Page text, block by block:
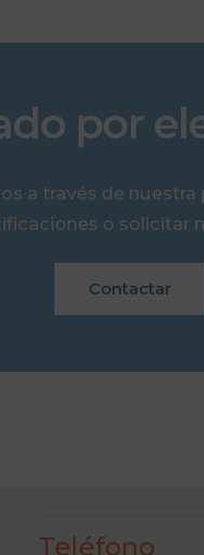
por
a través de
o solicitar
Contactar
Teléfono